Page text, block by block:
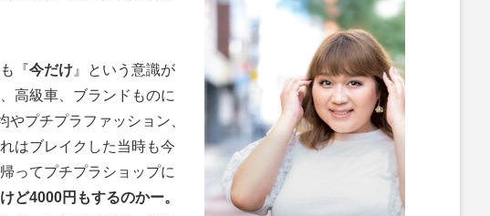
『今だけ 』という意識が
高級車、ブランドものに
やプチプラファッション、
はブレイクした当時も今
ってプチプラショップに
ど4000円もするのかー。